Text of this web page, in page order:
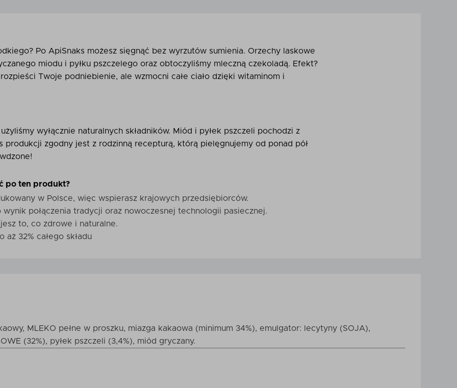
Po ApiSnaks możesz sięgnąć bez wyrzutów sumienia. Orzechy laskowe
miodu i pyłku pszczelego oraz obtoczyliśmy mleczną czekoladą. Efekt?
Twoje podniebienie, ale wzmocni całe ciało dzięki witaminom i
wyłącznie naturalnych składników. Miód i pyłek pszczeli pochodzi z
produkcji zgodny jest z rodzinną recepturą, którą pielęgnujemy od ponad pół
po ten produkt?
w Polsce, więc wspierasz krajowych przedsiębiorców.
wynik połączenia tradycji oraz nowoczesnej technologii pasiecznej.
to, co zdrowe i naturalne.
aż 32% całego składu
MLEKO pełne w proszku, miazga kakaowa (minimum 34%), emulgator: lecytyny (SOJA),
(32%), pyłek pszczeli (3,4%), miód gryczany.